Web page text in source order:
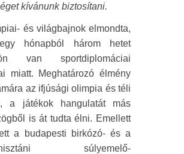
kívánunk biztosítani.
és világbajnok elmondta,
hónapból három hetet
van sportdiplomáciai
miatt. Meghatározó élmény
az ifjúsági olimpia és téli
a játékok hangulatát más
is át tudta élni. Emellett
a budapesti birkózó- és a
súlyemelő-